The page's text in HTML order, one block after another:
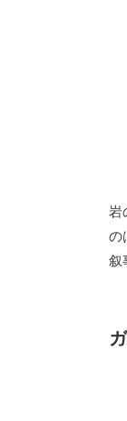
岩
の
叙